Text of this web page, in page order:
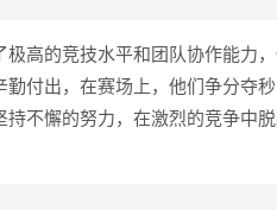
高的竞技水平和团队协作能力
付出，在赛场上，他们争分夺
不懈的努力，在激烈的竞争中